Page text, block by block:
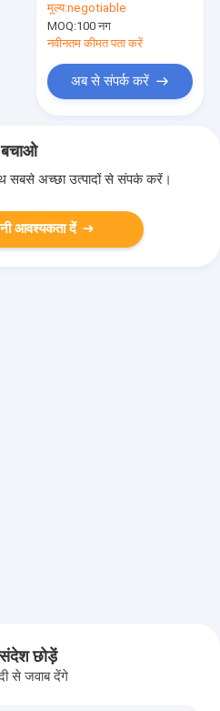
खिड़कियों की वेल्डिंग के लिए
उपयुक्त
मूल्य:negotiable
MOQ:100 नग
नवीनतम कीमत पता करें
अब से संपर्क करें
अच्छा उत्पादों से संपर्क करें।
आवश्यकता दें
छोड़ें
से जवाब देंगे